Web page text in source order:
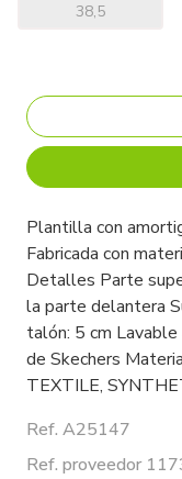
38,5
Plantilla con
Fabricada con
Detalles Parte
la parte delantera
talón: 5 cm
de Skechers
TEXTILE,
Ref. A25147
Ref. proveedor